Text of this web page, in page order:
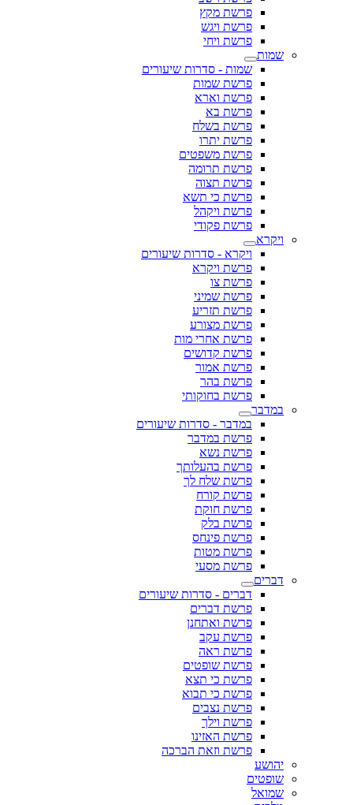
פרשת מקץ
פרשת ויגש
פרשת ויחי
שמות
שמות - סדרות שיעורים
פרשת שמות
פרשת וארא
פרשת בא
פרשת בשלח
פרשת יתרו
פרשת משפטים
פרשת תרומה
פרשת תצוה
פרשת כי תשא
פרשת ויקהל
פרשת פקודי
ויקרא
ויקרא - סדרות שיעורים
פרשת ויקרא
פרשת צו
פרשת שמיני
פרשת תזריע
פרשת מצורע
פרשת אחרי מות
פרשת קדושים
פרשת אמור
פרשת בהר
פרשת בחוקותי
במדבר
במדבר - סדרות שיעורים
פרשת במדבר
פרשת נשא
פרשת בהעלותך
פרשת שלח לך
פרשת קורח
פרשת חוקת
פרשת בלק
פרשת פינחס
פרשת מטות
פרשת מסעי
דברים
דברים - סדרות שיעורים
פרשת דברים
פרשת ואתחנן
פרשת עקב
פרשת ראה
פרשת שופטים
פרשת כי תצא
פרשת כי תבוא
פרשת נצבים
פרשת וילך
פרשת האזינו
פרשת וזאת הברכה
יהושע
שופטים
שמואל